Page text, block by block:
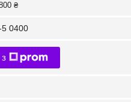
₴
0400